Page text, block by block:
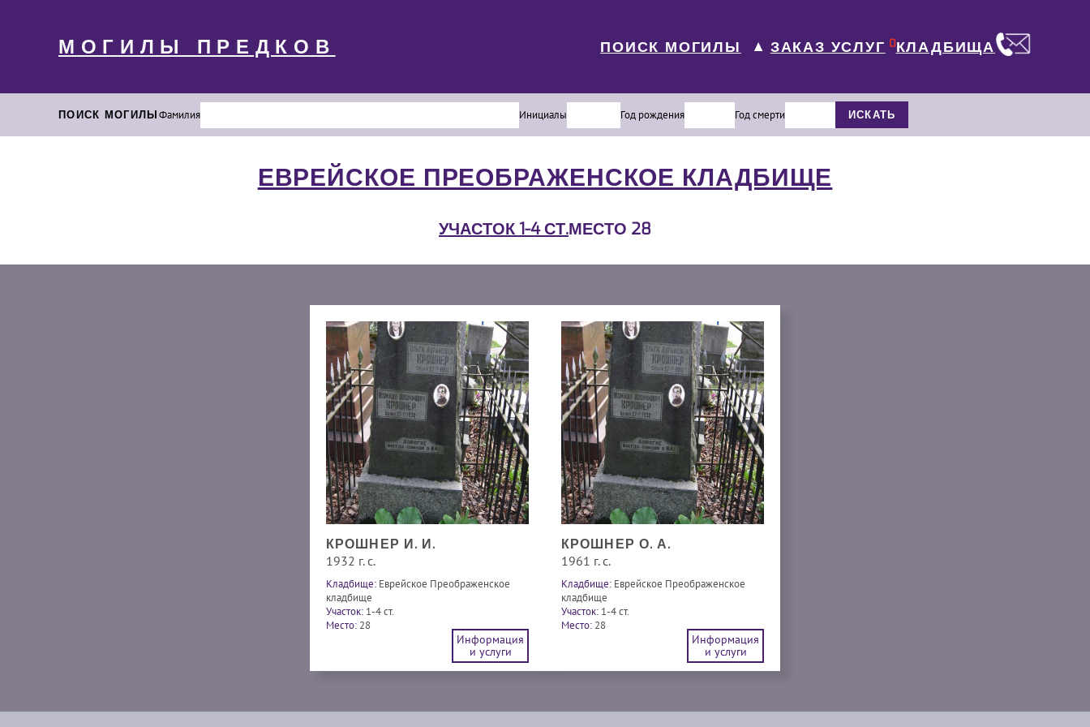
МОГИЛЫ ПРЕДКОВ ПОИСК МОГИЛЫ ▼ ЗАКАЗ УСЛУГ 0КЛАДБИЩА
ПОИСК МОГИЛЫФамилия Инициалы Год рождения Год смерти ИСКАТЬ
ЕВРЕЙСКОЕ ПРЕОБРАЖЕНСКОЕ КЛАДБИЩЕ
УЧАСТОК 1-4 СТ.МЕСТО 28
КРОШНЕР И. И.
1932 г. с.
Кладбище: Еврейское Преображенское
кладбище
Участок: 1-4 ст.
Место: 28
Информация
и услуги
КРОШНЕР О. А.
1961 г. с.
Кладбище: Еврейское Преображенское
кладбище
Участок: 1-4 ст.
Место: 28
Информация
и услуги